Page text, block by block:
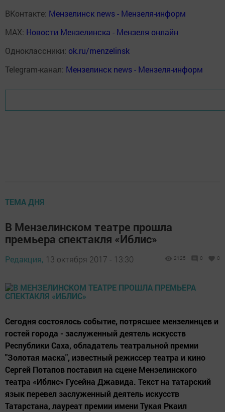
ВКонтакте: Мензелинск news - Мензеля-информ
MAX: Новости Мензелинска - Мензеля онлайн
Одноклассники: ok.ru/menzelinsk
Telegram-канал: Мензелинск news - Мензеля-информ
ТЕМА ДНЯ
В Мензелинском театре прошла
премьера спектакля «Иблис»
Редакция, 13 октября 2017 - 13:30 2125 0 0
Сегодня состоялось событие, потрясшее мензелинцев и
гостей города - заслуженный деятель искусств
Республики Саха, обладатель театральной премии
"Золотая маска", известный режиссер театра и кино
Сергей Потапов поставил на сцене Мензелинского
театра «Иблис» Гусейна Джавида. Текст на татарский
язык перевел заслуженный деятель искусств
Татарстана, лауреат премии имени Тукая Ркаил